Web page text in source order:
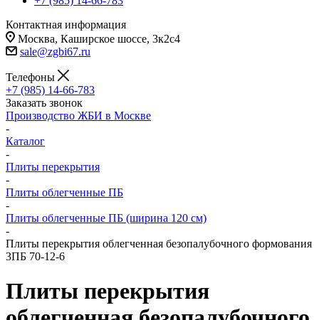
Контактная информация
Москва, Каширское шоссе, 3к2с4
sale@zgbi67.ru
Телефоны
+7 (985) 14-66-783
Заказать звонок
Производство ЖБИ в Москве
-
Каталог
-
Плиты перекрытия
-
Плиты облегченные ПБ
-
Плиты облегченные ПБ (ширина 120 см)
-
Плиты перекрытия облегченная безопалубочного формования
3ПБ 70-12-6
Плиты перекрытия